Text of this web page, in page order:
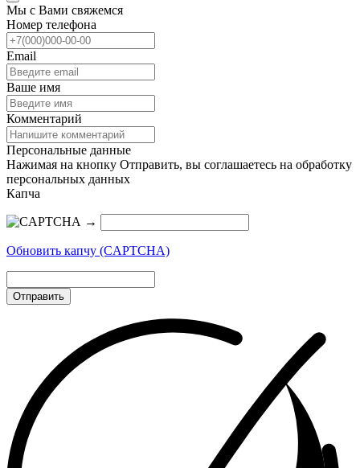
Мы с Вами свяжемся
Номер телефона
Email
Ваше имя
Комментарий
Персональные данные
Нажимая на кнопку Отправить, вы соглашаетесь на обработку
персональных данных
Капча
→
Обновить капчу (CAPTCHA)
Отправить